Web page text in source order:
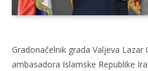
Gradonačelnik grada Valjeva
ambasadora Islamske Republike